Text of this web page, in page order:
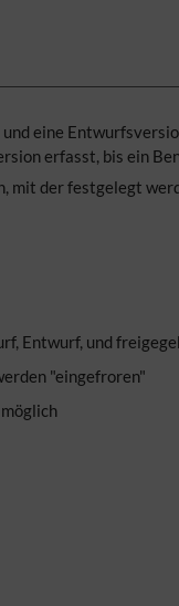
eine
erfasst, bis ein
mit der festgelegt
Entwurf, und
"eingefroren"